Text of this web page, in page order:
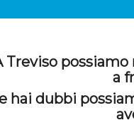
Treviso
a
hai dubbi